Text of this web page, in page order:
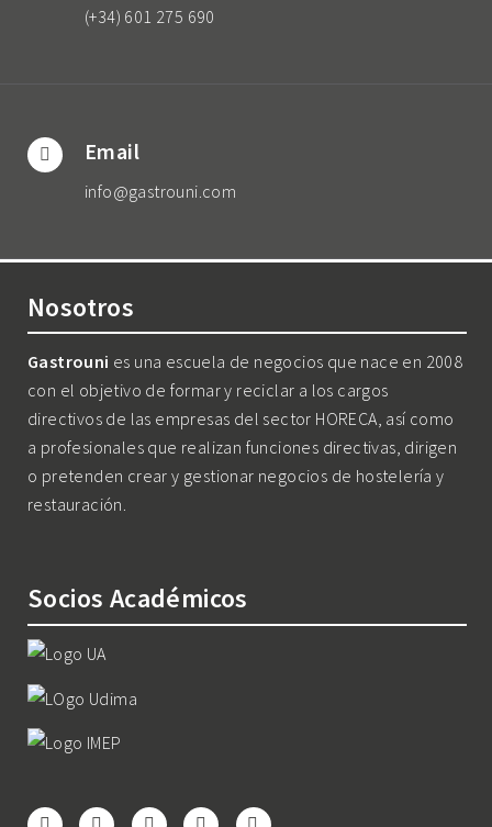
(+34) 601 275 690
Email
info@gastrouni.com
Nosotros
Gastrouni es una escuela de negocios que nace en 2008
con el objetivo de formar y reciclar a los cargos
directivos de las empresas del sector HORECA, así como
a profesionales que realizan funciones directivas, dirigen
o pretenden crear y gestionar negocios de hostelería y
restauración.
Socios Académicos